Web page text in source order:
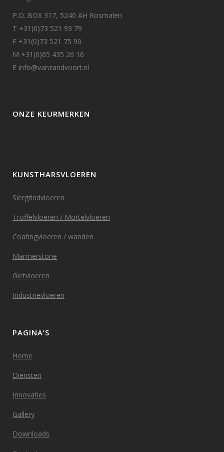
P.O. BOX 317, 5240 AH Rosmalen
T +31(0)73 521 93 79
F +31(0)73 521 75 90
M +31(0)65 435 26 16
E info@vanzandvoort.nl
ONZE KEURMERKEN
KUNSTHARSVLOEREN
Siergrindvloeren
Troffelvloeren / Mortelvloeren
Coatingvloeren / wanden
Marmerstone
Gietvloeren
Industrievloeren
PAGINA’S
Home
Diensten
Innovaties
Gallery
Downloads